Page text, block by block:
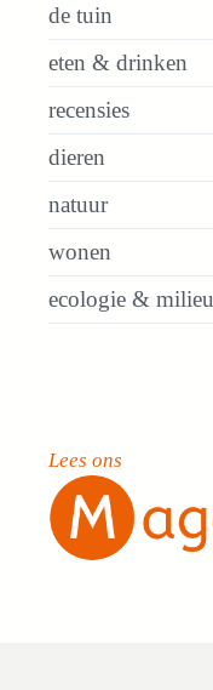
de tuin
eten & drinken
recensies
dieren
natuur
wonen
ecologie & milieu
Lees ons